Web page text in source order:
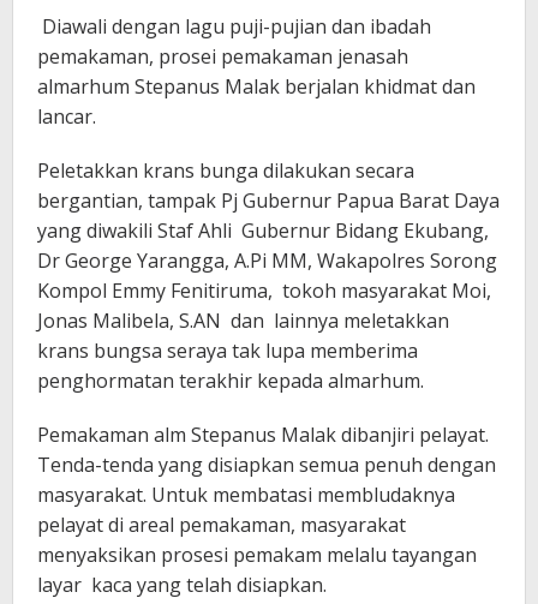
Diawali dengan lagu puji-pujian dan ibadah
pemakaman, prosei pemakaman jenasah
almarhum Stepanus Malak berjalan khidmat dan
lancar.
Peletakkan krans bunga dilakukan secara
bergantian, tampak Pj Gubernur Papua Barat Daya
yang diwakili Staf Ahli Gubernur Bidang Ekubang,
Dr George Yarangga, A.Pi MM, Wakapolres Sorong
Kompol Emmy Fenitiruma, tokoh masyarakat Moi,
Jonas Malibela, S.AN dan lainnya meletakkan
krans bungsa seraya tak lupa memberima
penghormatan terakhir kepada almarhum.
Pemakaman alm Stepanus Malak dibanjiri pelayat.
Tenda-tenda yang disiapkan semua penuh dengan
masyarakat. Untuk membatasi membludaknya
pelayat di areal pemakaman, masyarakat
menyaksikan prosesi pemakam melalu tayangan
layar kaca yang telah disiapkan.